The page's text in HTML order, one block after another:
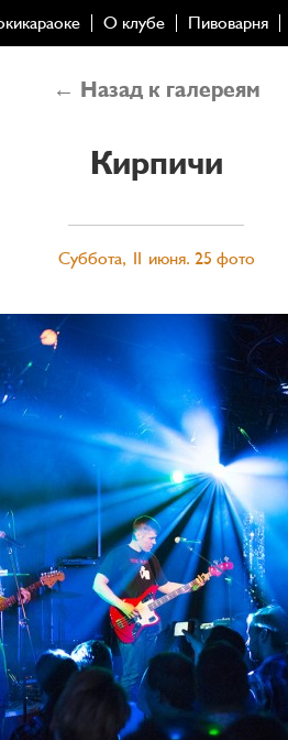
О клубе Пивоварня
← Назад к галереям
Кирпичи
Суббота, 11 июня. 25 фото